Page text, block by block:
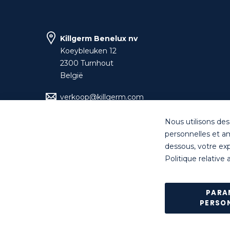
Killgerm Benelux nv
Koeybleuken 12
2300 Turnhout
België
verkoop@killgerm.com
© Killgerm Group Ltd. All
*à
Nous utilisons
personnelles et
dessous, votre
Politique relative